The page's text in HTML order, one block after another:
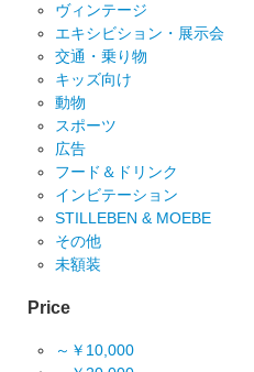
ヴィンテージ
エキシビション・展示会
交通・乗り物
キッズ向け
動物
スポーツ
広告
フード＆ドリンク
インビテーション
STILLEBEN & MOEBE
その他
未額装
Price
～￥10,000